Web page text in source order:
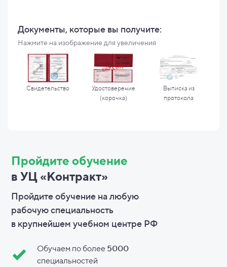
Документы, которые вы получите:
Нажмите на изображение для увеличения
Свидетельство
Удостоверение
(корочка)
Выписка из
протокола
Пройдите обучение
в УЦ «Контракт»
Пройдите обучение на любую
рабочую специальность
в крупнейшем учебном центре РФ
Обучаем по более 5000
специальностей